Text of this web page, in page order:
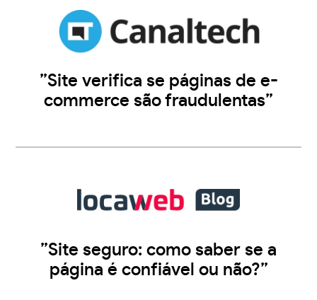
”Site verifica se páginas de e-
commerce são fraudulentas”
”Site seguro: como saber se a
página é confiável ou não?”